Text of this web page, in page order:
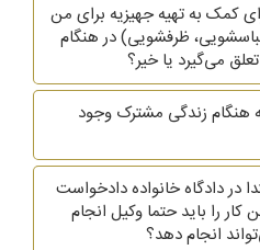
کمک به تهیه جهیزیه برای من
ظرفشویی)‌ در هنگام
می‌گیرد یا خیر؟
هنگام زندگی مشترک وجود
در دادگاه خانواده دادخواست
کار را باید حتما وکیل انجام
انجام دهد؟